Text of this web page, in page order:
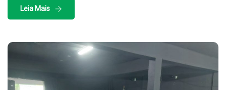
Leia Mais